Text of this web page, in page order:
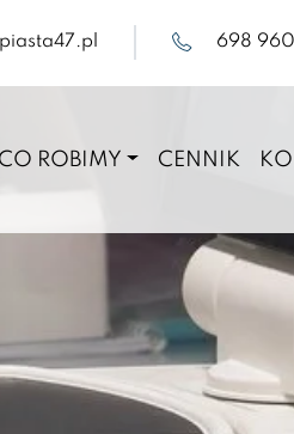
698
CO ROBIMY CENNIK